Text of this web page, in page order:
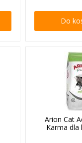
Do
Arion Cat
Karma dla